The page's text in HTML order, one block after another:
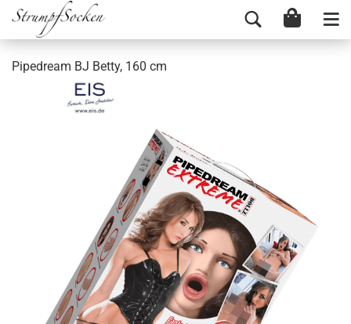
Pipedream BJ Betty, 160 cm